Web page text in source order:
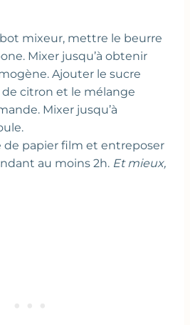
mixeur, mettre le beurre
Mixer jusqu’à obtenir
Ajouter le sucre
de citron et le mélange
Mixer jusqu’à
de papier film et entreposer
au moins 2h. Et mieux,